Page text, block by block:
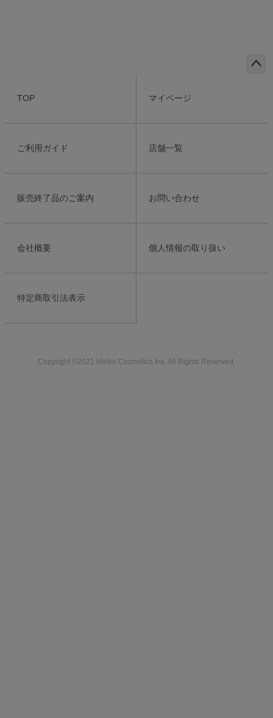
TOP マイページ
ご利用ガイド 店舗一覧
販売終了品のご案内 お問い合わせ
会社概要 個人情報の取り扱い
特定商取引法表示
Copyright ©2021 Meiko Cosmetics Ins. All Rights Reserved.